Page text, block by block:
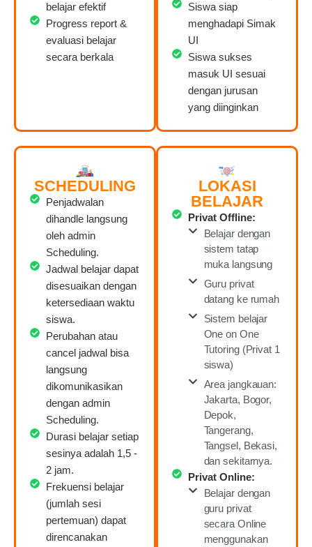
belajar efektif
Progress report &
evaluasi belajar
secara berkala
Siswa siap
menghadapi Simak
UI
Siswa sukses
masuk UI sesuai
dengan jurusan
yang diinginkan
SCHEDULING
Penjadwalan
dihandle langsung
oleh admin
Scheduling.
Jadwal belajar dapat
disesuaikan dengan
ketersediaan waktu
siswa.
Perubahan atau
cancel jadwal bisa
langsung
dikomunikasikan
dengan admin
Scheduling.
Durasi belajar setiap
sesinya adalah 1,5 -
2 jam.
Frekuensi belajar
(jumlah sesi
pertemuan) dapat
direncanakan
LOKASI
BELAJAR
Privat Offline:
Belajar dengan
sistem tatap
muka langsung
Guru privat
datang ke rumah
Sistem belajar
One on One
Tutoring (Privat 1
siswa)
Area jangkauan:
Jakarta, Bogor,
Depok,
Tangerang,
Tangsel, Bekasi,
dan sekitarnya.
Privat Online:
Belajar dengan
guru privat
secara Online
menggunakan